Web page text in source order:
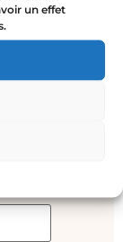
un effet